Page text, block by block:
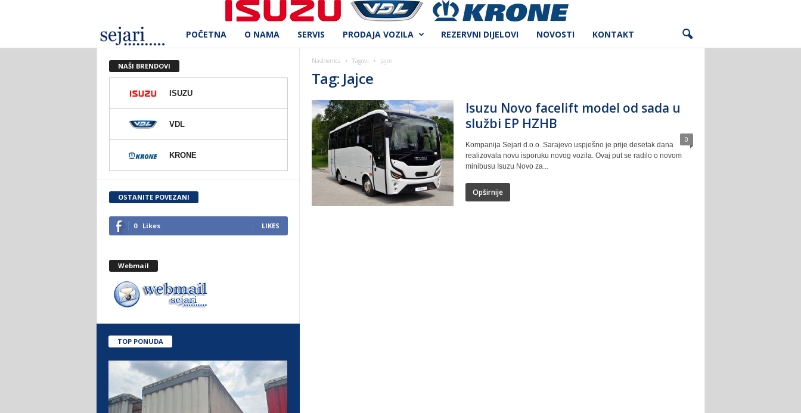
e
r
d
.
o
.
a
POČETNA O NAMA SERVIS PRODAJA VOZILA REZERVNI DIJELOVI NOVOSTI KONTAKT
Naslovnica Tagovi Jajce
Tag: Jajce
Isuzu Novo facelift model od sada u
službi EP HZHB
0
Kompanija Sejari d.o.o. Sarajevo uspješno je prije desetak dana
realizovala novu isporuku novog vozila. Ovaj put se radilo o novom
minibusu Isuzu Novo za...
Opširnije
NAŠI BRENDOVI
ISUZU
VDL
KRONE
OSTANITE POVEZANI
0 Likes LIKES
Webmail
TOP PONUDA